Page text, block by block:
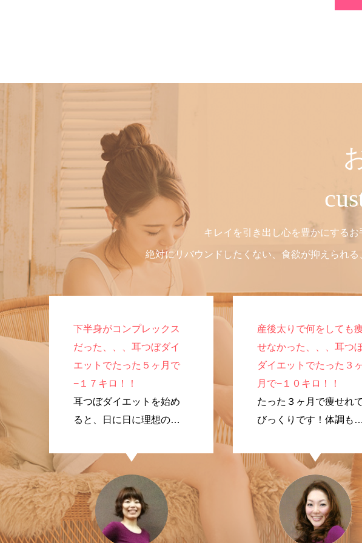
キレイを引き出し心を豊かにする
絶対にリバウンドしたくない、食欲が抑えられ
下半身がコンプレックス
だった、、、耳つぼダイ
エットでたった５ヶ月で
−１７キロ！！
耳つぼダイエットを始め
ると、日に日に理想のプ
いきました！
産後太りで何をしても
せなかった、、、耳つ
ダイエットでたった３ヶ
月で−１０キロ！！
たった３ヶ月で痩せれて
びっくりです！体調も良
です。